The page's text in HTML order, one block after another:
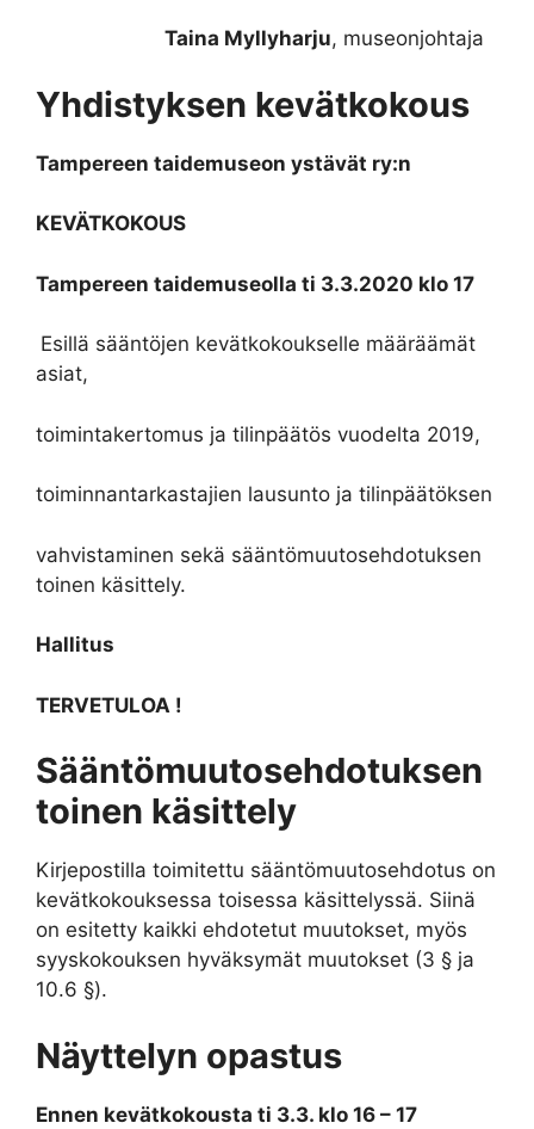
Taina Myllyharju, museonjohtaja
Yhdistyksen kevätkokous
Tampereen taidemuseon ystävät ry:n
KEVÄTKOKOUS
Tampereen taidemuseolla ti 3.3.2020 klo 17
Esillä sääntöjen kevätkokoukselle määräämät
asiat,
toimintakertomus ja tilinpäätös vuodelta 2019,
toiminnantarkastajien lausunto ja tilinpäätöksen
vahvistaminen sekä sääntömuutosehdotuksen
toinen käsittely.
Hallitus
TERVETULOA !
Sääntömuutosehdotuksen
toinen käsittely
Kirjepostilla toimitettu sääntömuutosehdotus on
kevätkokouksessa toisessa käsittelyssä. Siinä
on esitetty kaikki ehdotetut muutokset, myös
syyskokouksen hyväksymät muutokset (3 § ja
10.6 §).
Näyttelyn opastus
Ennen kevätkokousta ti 3.3. klo 16 – 17